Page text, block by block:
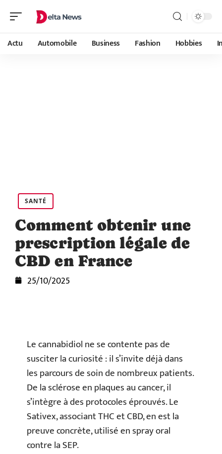
Actu Automobile Business Fashion Hobbies
SANTÉ
Comment obtenir une
prescription légale de
CBD en France
25/10/2025
Le cannabidiol ne se contente pas de
susciter la curiosité : il s’invite déjà dans
les parcours de soin de nombreux patients.
De la sclérose en plaques au cancer, il
s’intègre à des protocoles éprouvés. Le
Sativex, associant THC et CBD, en est la
preuve concrète, utilisé en spray oral
contre la SEP.